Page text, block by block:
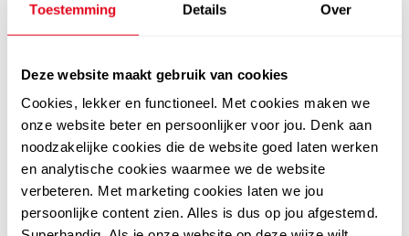
Toestemming Details Over
Deze website maakt gebruik van cookies
Cookies, lekker en functioneel. Met cookies maken we
onze website beter en persoonlijker voor jou. Denk aan
noodzakelijke cookies die de website goed laten werken
en analytische cookies waarmee we de website
verbeteren. Met marketing cookies laten we jou
persoonlijke content zien. Alles is dus op jou afgestemd.